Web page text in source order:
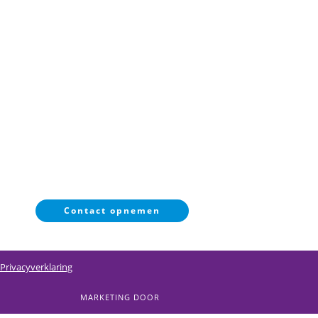
Contact opnemen
Privacyverklaring
MARKETING DOOR